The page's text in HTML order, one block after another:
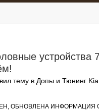
устройства
тему в Допы и Тюнинг
ОБНОВЛЕНА ИНФОРМАЦИЯ